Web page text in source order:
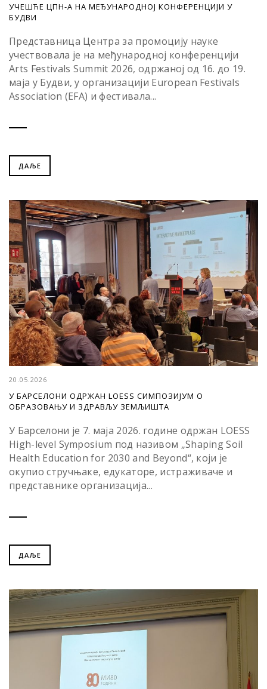
УЧЕШЋЕ ЦПН-А НА МЕЂУНАРОДНОЈ КОНФЕРЕНЦИЈИ У
БУДВИ
Представница Центра за промоцију науке
учествовала је на међународној конференцији
Arts Festivals Summit 2026, одржаној од 16. до 19.
маја у Будви, у организацији European Festivals
Association (EFA) и фестивала...
ДАЉЕ
20.05.2026
У БАРСЕЛОНИ ОДРЖАН LOESS СИМПОЗИЈУМ О
ОБРАЗОВАЊУ И ЗДРАВЉУ ЗЕМЉИШТА
У Барселони је 7. маја 2026. године одржан LOESS
High-level Symposium под називом „Shaping Soil
Health Education for 2030 and Beyond“, који је
окупио стручњаке, едукаторе, истраживаче и
представнике организација...
ДАЉЕ